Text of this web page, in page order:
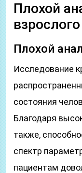
Плохой
взрослого
Плохой
Исследование
состояния
Благодаря
также,
спектр
пациентам